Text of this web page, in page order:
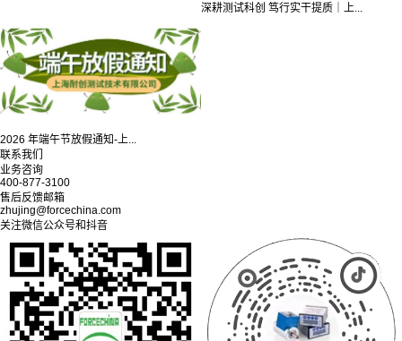
深耕测试科创 笃行实干提质｜上...
2026 年端午节放假通知-上...
联系我们
业务咨询
400-877-3100
售后反馈邮箱
zhujing@forcechina.com
关注微信公众号和抖音